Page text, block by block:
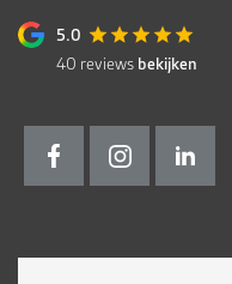
5.0
40 reviews bekijken